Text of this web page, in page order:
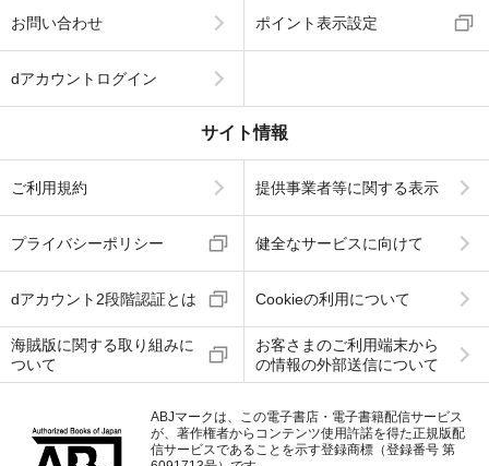
お問い合わせ ポイント表示設定
dアカウントログイン
サイト情報
ご利用規約 提供事業者等に関する表示
プライバシーポリシー 健全なサービスに向けて
dアカウント2段階認証とは Cookieの利用について
海賊版に関する取り組みに
ついて
お客さまのご利用端末から
の情報の外部送信について
ABJマークは、この電子書店・電子書籍配信サービス
が、著作権者からコンテンツ使用許諾を得た正規版配
信サービスであることを示す登録商標（登録番号 第